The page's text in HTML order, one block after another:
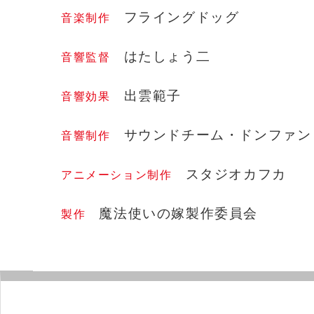
音楽制作 フライングドッグ
音響監督 はたしょう二
音響効果 出雲範子
音響制作 サウンドチーム・ドンファン
アニメーション制作 スタジオカフカ
製作 魔法使いの嫁製作委員会